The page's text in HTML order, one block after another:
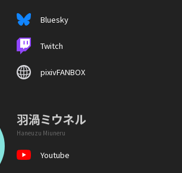
Bluesky
Twitch
pixivFANBOX
羽渦ミウネル
Haneuzu Miuneru
Youtube